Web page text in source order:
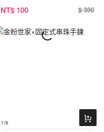
NT$ 100 $ 390
1/6